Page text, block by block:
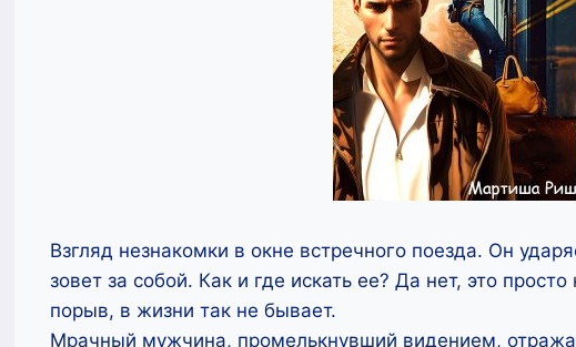
Взгляд незнакомки в окне встречного поезда. Он
зовет за собой. Как и где искать ее? Да нет, это
порыв, в жизни так не бывает.
Мрачный мужчина, промелькнувший видением,